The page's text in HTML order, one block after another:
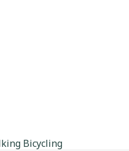
Bicycling